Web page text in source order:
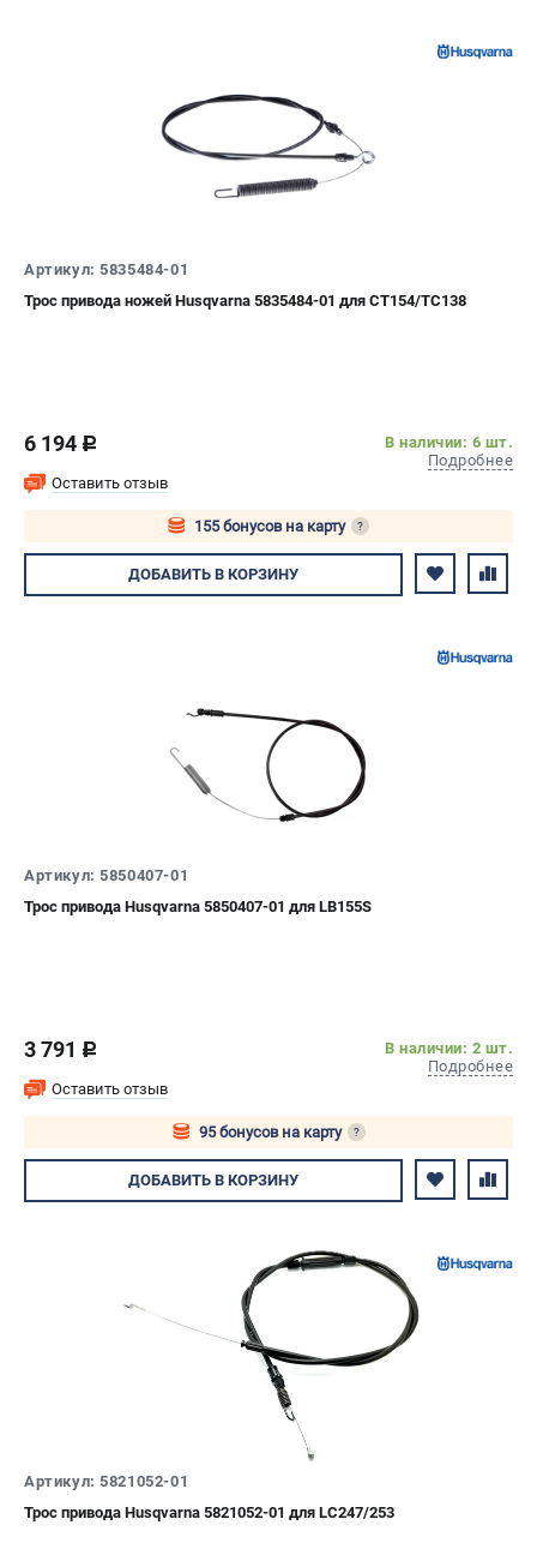
Артикул: 5835484-01
Трос привода ножей Husqvarna 5835484-01 для CT154/TC138
6 194 c
В наличии: 6 шт.
Подробнее
Оставить отзыв
155 бонусов на карту ?
Авторизуйтесь
ДОБАВИТЬ В КОРЗИНУ
Артикул: 5850407-01
Трос привода Husqvarna 5850407-01 для LB155S
3 791 c
В наличии: 2 шт.
Подробнее
Оставить отзыв
95 бонусов на карту ?
Авторизуйтесь
ДОБАВИТЬ В КОРЗИНУ
Артикул: 5821052-01
Трос привода Husqvarna 5821052-01 для LC247/253